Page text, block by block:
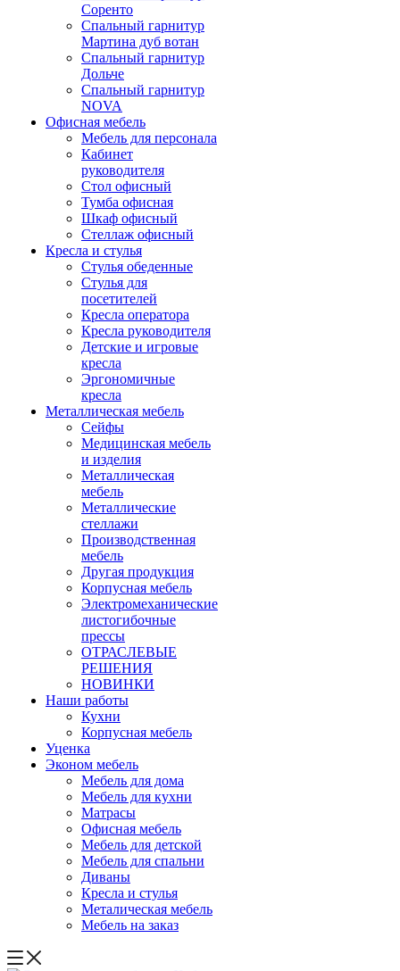
Соренто
Спальный гарнитур
Мартина дуб вотан
Спальный гарнитур
Дольче
Спальный гарнитур
NOVA
Офисная мебель
Мебель для персонала
Кабинет
руководителя
Стол офисный
Тумба офисная
Шкаф офисный
Стеллаж офисный
Кресла и стулья
Стулья обеденные
Стулья для
посетителей
Кресла оператора
Кресла руководителя
Детские и игровые
кресла
Эргономичные
кресла
Металлическая мебель
Сейфы
Медицинская мебель
и изделия
Металлическая
мебель
Металлические
стеллажи
Производственная
мебель
Другая продукция
Корпусная мебель
Электромеханические
листогибочные
прессы
ОТРАСЛЕВЫЕ
РЕШЕНИЯ
НОВИНКИ
Наши работы
Кухни
Корпусная мебель
Уценка
Эконом мебель
Мебель для дома
Мебель для кухни
Матрасы
Офисная мебель
Мебель для детской
Мебель для спальни
Диваны
Кресла и стулья
Металическая мебель
Мебель на заказ